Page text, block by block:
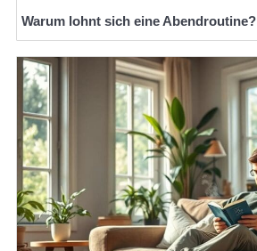
Warum lohnt sich eine Abendroutine?